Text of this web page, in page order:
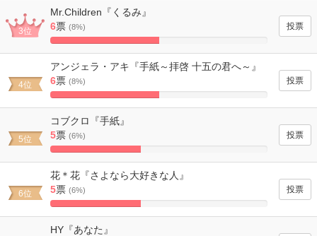
3位
Mr.Children『くるみ』
6票 (8%)
50%
4位
アンジェラ・アキ『手紙～拝啓 十五の君へ～』
6票 (8%)
50%
5位
コブクロ『手紙』
5票 (6%)
41.666666666667%
6位
花＊花『さよなら大好きな人』
5票 (6%)
41.666666666667%
HY『あなた』